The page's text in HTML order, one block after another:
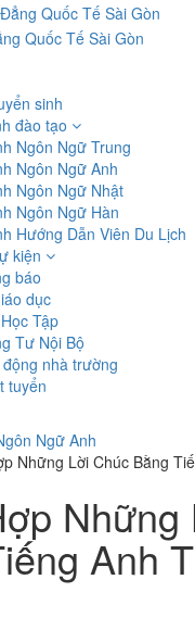
sinh
đào tạo
Ngôn Ngữ Trung
Ngôn Ngữ Anh
Ngôn Ngữ Nhật
Ngôn Ngữ Hàn
Hướng Dẫn Viên Du Lịch
kiện
báo
dục
Tập
Tư Nội Bộ
động nhà trường
tuyển
Ngữ Anh
Những Lời Chúc Bằng
Những
Anh